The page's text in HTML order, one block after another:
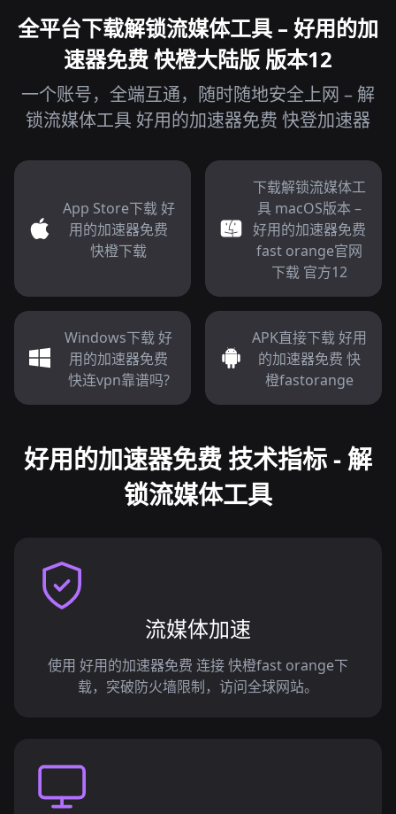
全平台下载解锁流媒体工具 – 好用的加
速器免费 快橙大陆版 版本12
一个账号，全端互通，随时随地安全上网 – 解
锁流媒体工具 好用的加速器免费 快登加速器
App Store下载 好
用的加速器免费
快橙下载
下载解锁流媒体工
具 macOS版本 –
好用的加速器免费
fast orange官网
下载 官方12
Windows下载 好
用的加速器免费
快连vpn靠谱吗?
APK直接下载 好用
的加速器免费 快
橙fastorange
好用的加速器免费 技术指标 - 解
锁流媒体工具
流媒体加速
使用 好用的加速器免费 连接 快橙fast orange下
载，突破防火墙限制，访问全球网站。